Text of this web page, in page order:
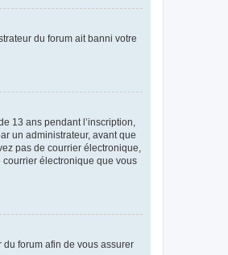
du forum ait banni votre
13 ans pendant l’inscription,
un administrateur, avant que
pas de courrier électronique,
électronique que vous
du forum afin de vous assurer